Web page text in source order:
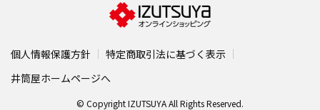
個人情報保護方針
特定商取引法に基づく表示
井筒屋ホームページへ
© Copyright IZUTSUYA All Rights Reserved.